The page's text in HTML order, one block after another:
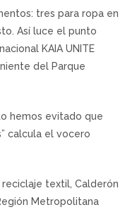
tres para ropa en
Así luce el punto
KAIA UNITE
del Parque
hemos evitado que
calcula el vocero
textil, Calderón
Metropolitana